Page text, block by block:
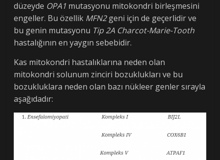
düzeyde OPA1 mutasyonu mitokondri birleşmesini
engeller. Bu özellik MFN2geni için de geçerlidir ve
bu genin mutasyonu Tip 2A Charcot-Marie-Tooth
hastalığının en yaygın sebebidir.
Kas mitokondri hastalıklarına neden olan
mitokondri solunum zinciri bozuklukları ve bu
bozukluklara neden olan bazı nükleer genler sırayla
aşağıdadır: